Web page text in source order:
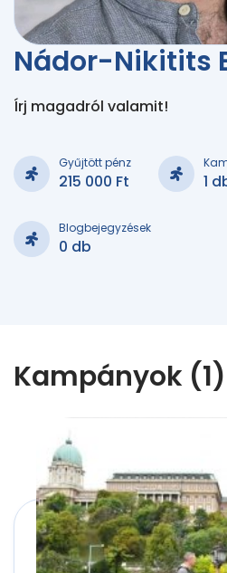
Nádor-Nikitits
Írj magadról valamit!
Gyűjtött pénz
215 000 Ft 1
Blogbejegyzések
0 db
Kampányok (1)